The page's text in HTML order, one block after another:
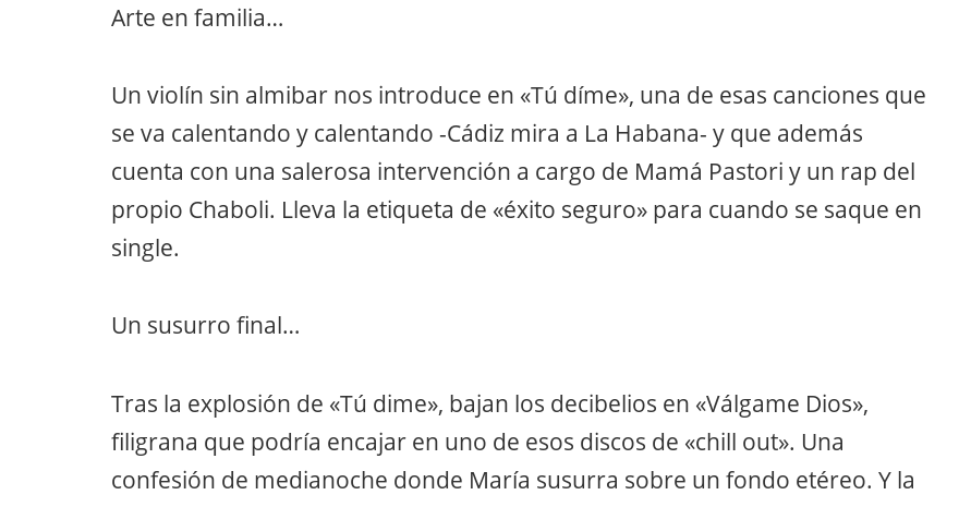
Arte en familia…
Un violín sin almibar nos introduce en «Tú díme», una de esas canciones que
se va calentando y calentando -Cádiz mira a La Habana- y que además
cuenta con una salerosa intervención a cargo de Mamá Pastori y un rap del
propio Chaboli. Lleva la etiqueta de «éxito seguro» para cuando se saque en
single.
Un susurro final…
Tras la explosión de «Tú dime», bajan los decibelios en «Válgame Dios»,
filigrana que podría encajar en uno de esos discos de «chill out». Una
confesión de medianoche donde María susurra sobre un fondo etéreo. Y la